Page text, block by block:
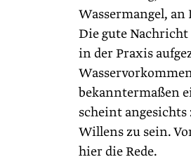
Wassermangel,
Die gute
in der Praxis
bekanntermaßen
scheint
Willens zu sein.
hier die Rede.